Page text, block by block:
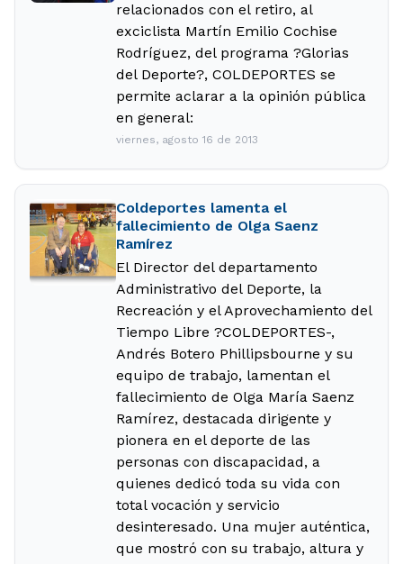
relacionados con el retiro, al
exciclista Martín Emilio Cochise
Rodríguez, del programa ?Glorias
del Deporte?, COLDEPORTES se
permite aclarar a la opinión pública
en general:
viernes, agosto 16 de 2013
Coldeportes lamenta el
fallecimiento de Olga Saenz
Ramírez
El Director del departamento
Administrativo del Deporte, la
Recreación y el Aprovechamiento del
Tiempo Libre ?COLDEPORTES-,
Andrés Botero Phillipsbourne y su
equipo de trabajo, lamentan el
fallecimiento de Olga María Saenz
Ramírez, destacada dirigente y
pionera en el deporte de las
personas con discapacidad, a
quienes dedicó toda su vida con
total vocación y servicio
desinteresado. Una mujer auténtica,
que mostró con su trabajo, altura y